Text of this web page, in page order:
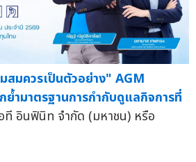
สมควรเป็นตัวอย่าง" AGM
ำมาตรฐานการกำกับดูแลกิจการที่
อินฟินิท จำกัด (มหาชน) หรือ